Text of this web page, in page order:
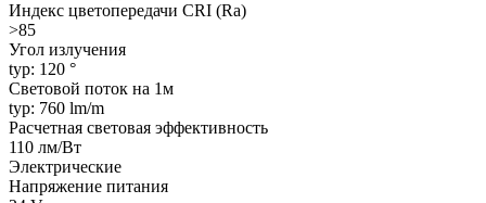
Индекс цветопередачи CRI (Ra)
>85
Угол излучения
typ: 120 °
Световой поток на 1м
typ: 760 lm/m
Расчетная световая эффективность
110 лм/Вт
Электрические
Напряжение питания